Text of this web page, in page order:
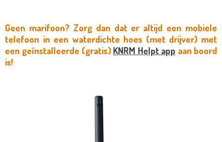
Geen marifoon? Zorg dan dat er altijd een mobiele
telefoon in een waterdichte hoes (met drijver) met
een geïnstalleerde (gratis) KNRM Helpt app aan boord
is!